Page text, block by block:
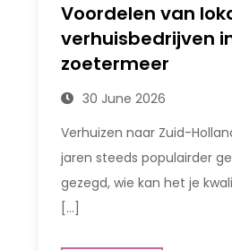
Voordelen van
verhuisbedrijven
zoetermeer
30 June 2026
Verhuizen naar Zuid-
jaren steeds populairder
gezegd, wie kan het je
[…]